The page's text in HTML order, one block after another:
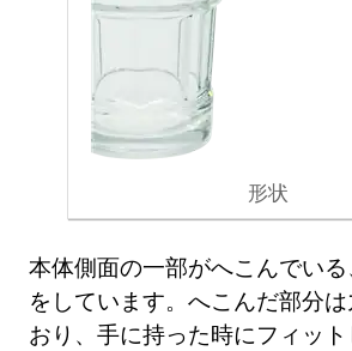
形状
本体側面の一部がへこんでい
をしています。へこんだ部分
おり、手に持った時にフィッ